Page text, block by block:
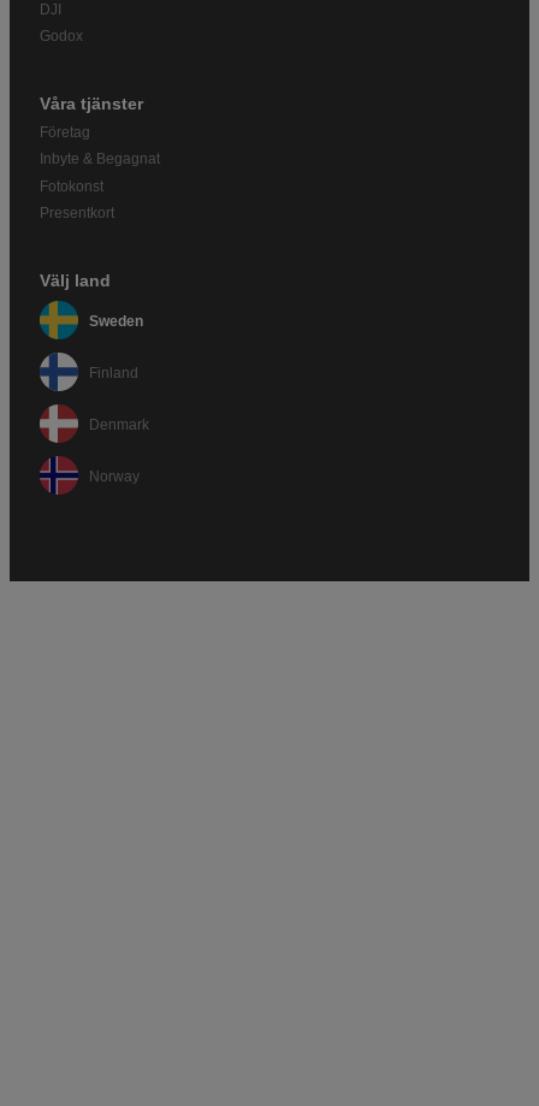
DJI
Godox
Våra tjänster
Företag
Inbyte & Begagnat
Fotokonst
Presentkort
Välj land
Sweden
Finland
Denmark
Norway